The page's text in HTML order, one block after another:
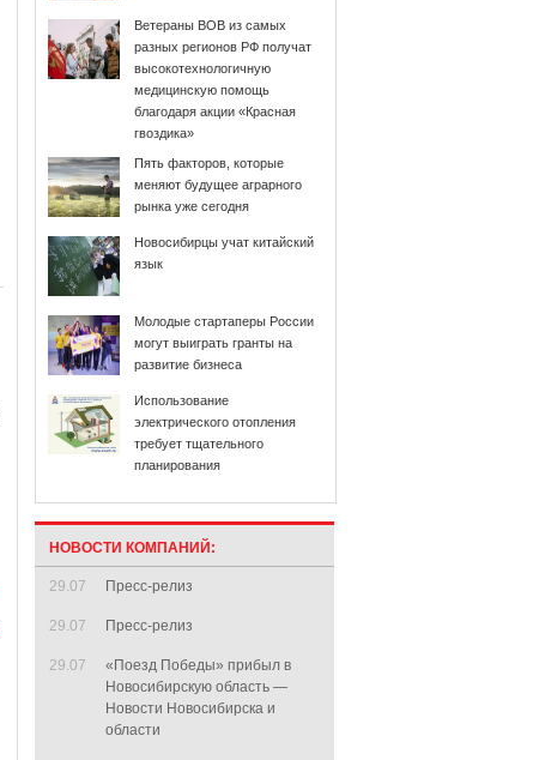
Ветераны ВОВ из самых
разных регионов РФ получат
высокотехнологичную
медицинскую помощь
благодаря акции «Красная
гвоздика»
Пять факторов, которые
меняют будущее аграрного
рынка уже сегодня
Новосибирцы учат китайский
язык
Молодые стартаперы России
могут выиграть гранты на
развитие бизнеса
Использование
электрического отопления
требует тщательного
планирования
НОВОСТИ КОМПАНИЙ:
29.07 Пресс-релиз
29.07 Пресс-релиз
29.07
«Поезд Победы» прибыл в
Новосибирскую область —
Новости Новосибирска и
области